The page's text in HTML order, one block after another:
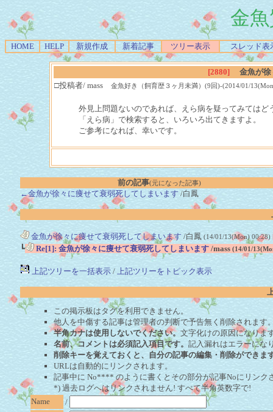
金
HOME HELP 新規作成 新着記事 ツリー表示 スレッド表
[2880]
金魚が
□投稿者/ mass
金魚好き（飼育歴３ヶ月未満）(9回)-(2014/01/
外見上問題ないのであれば、えら病を疑ってみてはど
「えら病」で検索すると、いろいろ出てきますよ。
ご参考になれば、幸いです。
前の記事(元になった記事)
←金魚が徐々に痩せて衰弱死してしまいます/白鳳
金魚が徐々に痩せて衰弱死してしまいます /白鳳 (14/01/13(Mon) 00:28)
┗ Re[1]: 金魚が徐々に痩せて衰弱死してしまいます/mass (14/01/
上記ツリーを一括表示/ 上記ツリーをトピック表示
この掲示板はタグを利用できません。
他人を中傷する記事は管理者の判断で予告無く削除されます
半角カナは使用しないでください。 文字化けの原因になりま
名前、コメントは必須記入項目です。 記入漏れはエラーにな
削除キーを覚えておくと、自分の記事の編集・削除ができま
URLは自動的にリンクされます。
記事中に No**** のように書くとその部分が記事Noにリン
*) 過去ログへはリンクされません! すべて半角英数字で!
Name
/